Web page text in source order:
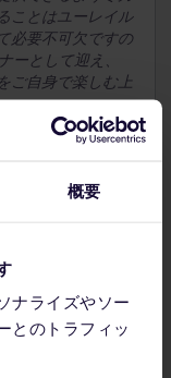
概要
ナライズやソー
とのトラフィッ
ことはユーレイル
必要不可欠ですの
ーとして迎え、
ご自身で楽しむ上
Eurail.comの
やアクティビティ
イルを利用した旅
」
き、Eurail.com お
いただけます。
、